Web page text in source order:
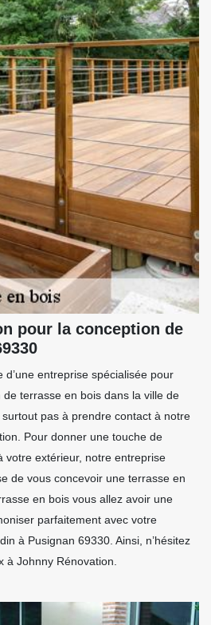
pour la conception de
entreprise spécialisée pour
de terrasse en bois dans la ville de
surtout pas à prendre contact à notre
Pour donner une touche de
votre extérieur, notre entreprise
de vous concevoir une terrasse en
en bois vous allez avoir une
parfaitement avec votre
à Pusignan 69330. Ainsi, n’hésitez
à Johnny Rénovation.